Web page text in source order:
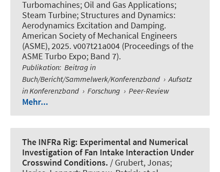
Turbomachines; Oil and Gas Applications;
Steam Turbine; Structures and Dynamics:
Aerodynamics Excitation and Damping.
American Society of Mechanical Engineers
(ASME), 2025. v007t21a004 (Proceedings of the
ASME Turbo Expo; Band 7).
Publikation: Beitrag in
Buch/Bericht/Sammelwerk/Konferenzband › Aufsatz
in Konferenzband › Forschung › Peer-Review
Mehr...
The INFRa Rig: Experimental and Numerical
Investigation of Fan Intake Interaction Under
Crosswind Conditions. / Grubert, Jonas;